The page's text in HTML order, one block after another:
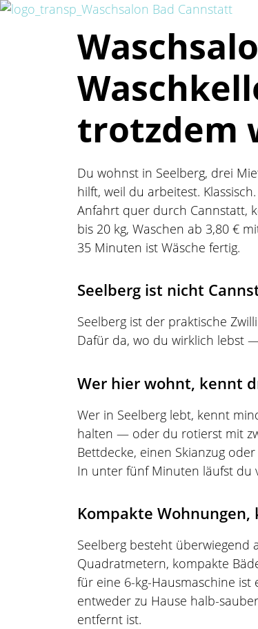
trotzdem
Du wohnst in Seelberg, drei
hilft, weil du arbeitest.
Anfahrt quer durch Cannstatt,
bis 20 kg, Waschen ab 3,80 €
35 Minuten ist Wäsche fertig.
Seelberg ist nicht
Seelberg ist der praktische
Dafür da, wo du wirklich lebst
Wer hier wohnt, kennt
Wer in Seelberg lebt, kennt
halten — oder du rotierst mit
Bettdecke, einen Skianzug
In unter fünf Minuten läufst du
Kompakte Wohnungen,
Seelberg besteht überwiegend
Quadratmetern, kompakte
für eine 6-kg-Hausmaschine ist
entweder zu Hause halb-
entfernt ist.